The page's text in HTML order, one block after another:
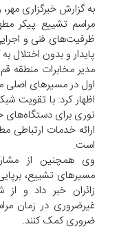
به گزارش خبرگزاری
مراسم تشییع پیکر
ظرفیت‌های فنی و
پایدار و بدون اختلال
اول در مسیرهای
اظهار کرد: با تقویت
نوری برای دستگاه‌های
ارائه خدمات ارتباطی
است.
وی همچنین از
مسیرهای تشییع،
زائران خبر داد و
غیرضروری در زمان
ضروری کمک کنند.